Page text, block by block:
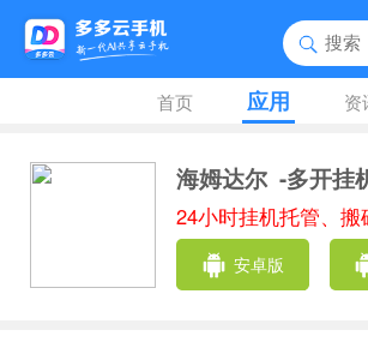
首页 应用 资
海姆达尔 -多开挂
24小时挂机托管、搬
安卓版